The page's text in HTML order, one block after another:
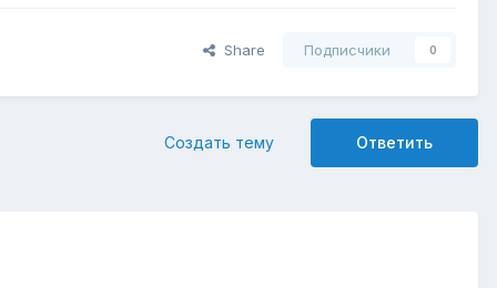
Share Подписчики 0
Ответить
Создать тему